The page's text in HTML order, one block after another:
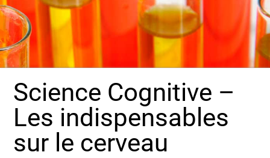
Science Cognitive –
Les indispensables
sur le cerveau